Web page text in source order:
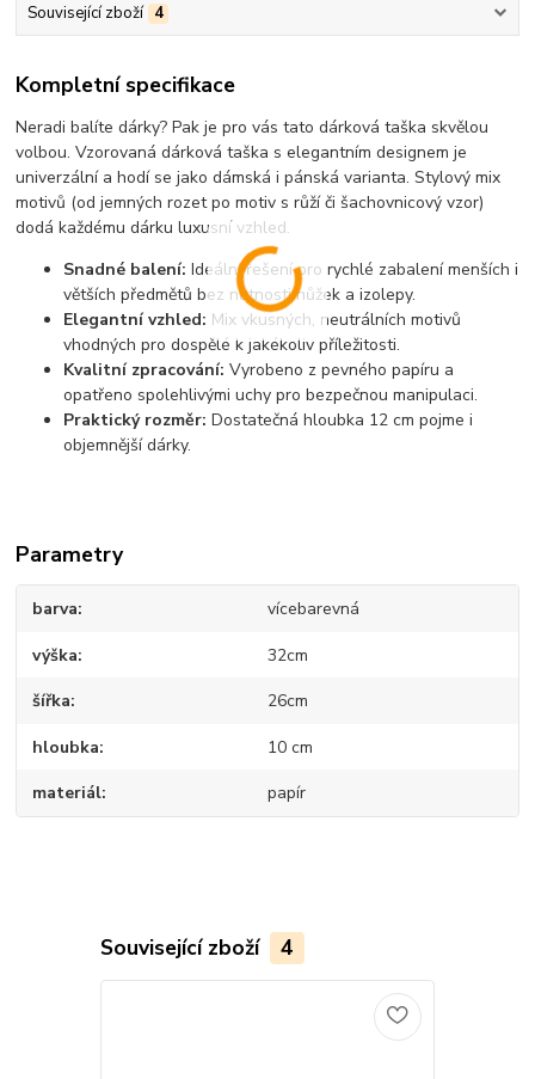
Související zboží 4
Kompletní specifikace
Neradi balíte dárky? Pak je pro vás tato dárková taška skvělou
volbou. Vzorovaná dárková taška s elegantním designem je
univerzální a hodí se jako dámská i pánská varianta. Stylový mix
motivů (od jemných rozet po motiv s růží či šachovnicový vzor)
dodá každému dárku luxusní vzhled.
Snadné balení: Ideální řešení pro rychlé zabalení menších i
větších předmětů bez nutnosti nůžek a izolepy.
Elegantní vzhled: Mix vkusných, neutrálních motivů
vhodných pro dospělé k jakékoliv příležitosti.
Kvalitní zpracování: Vyrobeno z pevného papíru a
opatřeno spolehlivými uchy pro bezpečnou manipulaci.
Praktický rozměr: Dostatečná hloubka 12 cm pojme i
objemnější dárky.
Parametry
barva vícebarevná
výška 32cm
šířka 26cm
hloubka 10 cm
materiál papír
Související zboží 4